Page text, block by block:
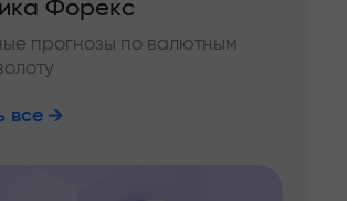
Форекс
прогнозы по валютным
все